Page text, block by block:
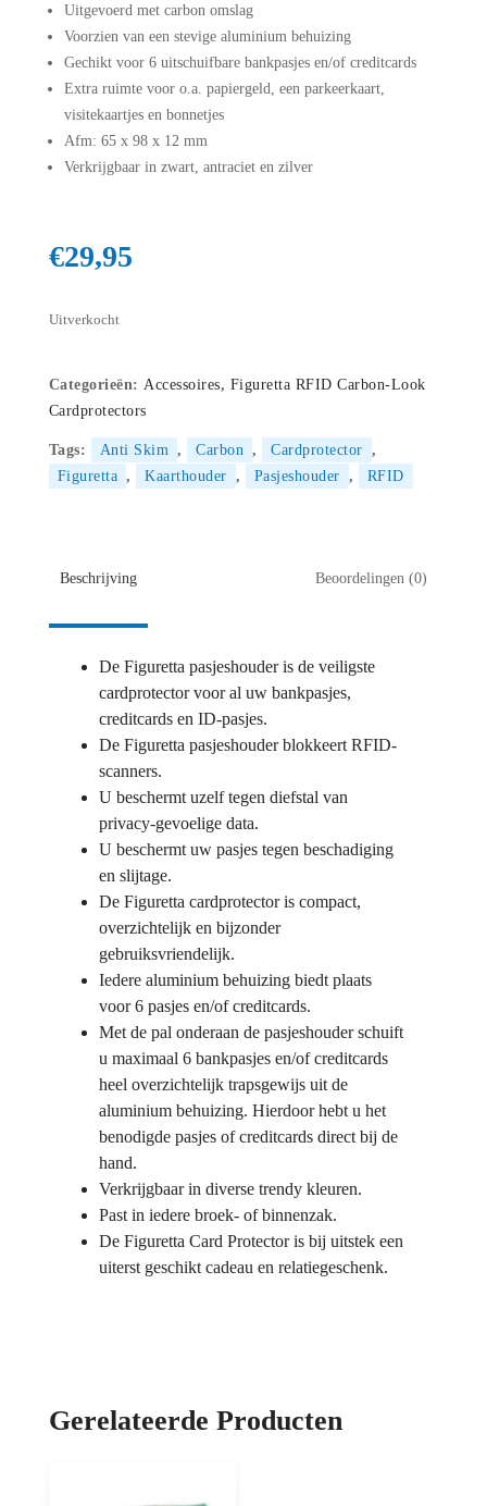
Uitgevoerd met carbon omslag
Voorzien van een stevige aluminium behuizing
Gechikt voor 6 uitschuifbare bankpasjes en/of creditcards
Extra ruimte voor o.a. papiergeld, een parkeerkaart,
visitekaartjes en bonnetjes
Afm: 65 x 98 x 12 mm
Verkrijgbaar in zwart, antraciet en zilver
€29,95
Uitverkocht
Categorieën: Accessoires, Figuretta RFID Carbon-Look
Cardprotectors
Tags: Anti Skim , Carbon , Cardprotector ,
Figuretta , Kaarthouder , Pasjeshouder , RFID
Beschrijving Beoordelingen (0)
De Figuretta pasjeshouder is de veiligste
cardprotector voor al uw bankpasjes,
creditcards en ID-pasjes.
De Figuretta pasjeshouder blokkeert RFID-
scanners.
U beschermt uzelf tegen diefstal van
privacy-gevoelige data.
U beschermt uw pasjes tegen beschadiging
en slijtage.
De Figuretta cardprotector is compact,
overzichtelijk en bijzonder
gebruiksvriendelijk.
Iedere aluminium behuizing biedt plaats
voor 6 pasjes en/of creditcards.
Met de pal onderaan de pasjeshouder schuift
u maximaal 6 bankpasjes en/of creditcards
heel overzichtelijk trapsgewijs uit de
aluminium behuizing. Hierdoor hebt u het
benodigde pasjes of creditcards direct bij de
hand.
Verkrijgbaar in diverse trendy kleuren.
Past in iedere broek- of binnenzak.
De Figuretta Card Protector is bij uitstek een
uiterst geschikt cadeau en relatiegeschenk.
Gerelateerde Producten